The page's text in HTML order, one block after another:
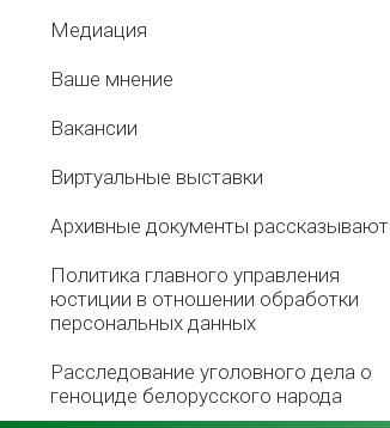
Медиация
Ваше мнение
Вакансии
Виртуальные выставки
Архивные документы рассказывают
Политика главного управления
юстиции в отношении обработки
персональных данных
Расследование уголовного дела о
геноциде белорусского народа